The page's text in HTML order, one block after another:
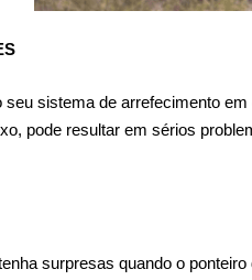
seu sistema de arrefecimento
pode resultar em sérios
surpresas quando o